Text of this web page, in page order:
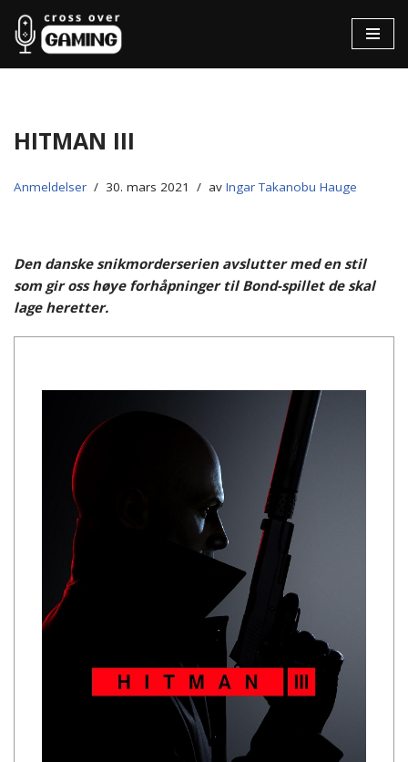
Hopp
til
Hitman III
Anmeldelser 30. mars 2021 av Ingar Takanobu Hauge
Den danske snikmorderserien avslutter med en stil
som gir oss høye forhåpninger til Bond-spillet de skal
lage heretter.